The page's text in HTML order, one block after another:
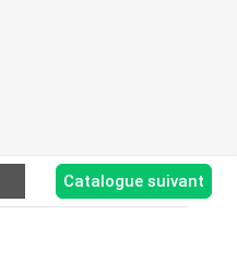
Catalogue suivant